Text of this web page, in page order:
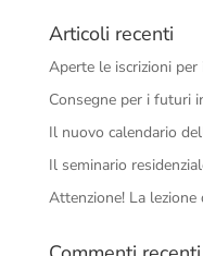
Articoli recenti
Aperte le iscrizioni
Consegne per i futuri
Il nuovo calendario
Il seminario
Attenzione! La